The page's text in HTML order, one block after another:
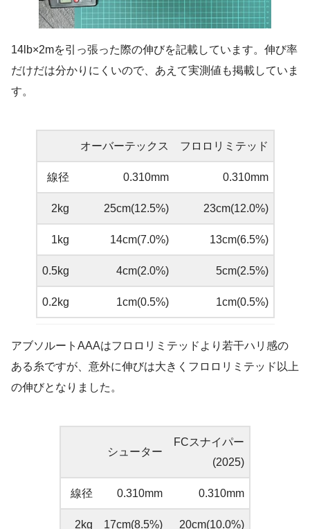
14lb×2mを引っ張った際の伸びを記載しています。伸び率
だけだは分かりにくいので、あえて実測値も掲載していま
す。
オーバーテックス フロロリミテッド
線径 0.310mm 0.310mm
2kg 25cm(12.5%) 23cm(12.0%)
1kg 14cm(7.0%) 13cm(6.5%)
0.5kg 4cm(2.0%) 5cm(2.5%)
0.2kg 1cm(0.5%) 1cm(0.5%)
アブソルートAAAはフロロリミテッドより若干ハリ感の
ある糸ですが、意外に伸びは大きくフロロリミテッド以上
の伸びとなりました。
シューター
FCスナイパー
(2025)
線径 0.310mm 0.310mm
2kg 17cm(8.5%) 20cm(10.0%)